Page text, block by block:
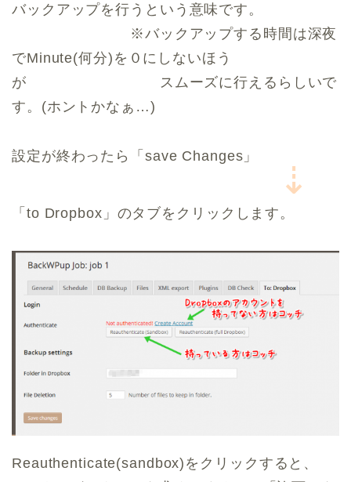
バックアップを行うという意味です。
※バックアップする時間は深夜
でMinute(何分)を０にしないほう
が スムーズに行えるらしいで
す。(ホントかなぁ…)
設定が終わったら「save Changes」
⇣
「to Dropbox」のタブをクリックします。
Reauthenticate(sandbox)をクリックすると、